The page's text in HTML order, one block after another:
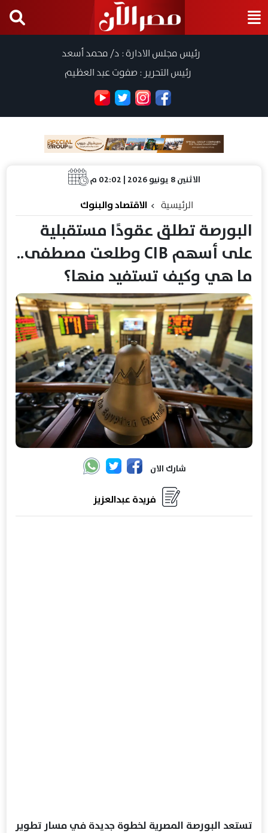
رئيس مجلس الادارة : د/ محمد أسعد
رئيس التحرير : صفوت عبد العظيم
الاثنين 8 يونيو 2026 | 02:02 م
الرئيسية الاقتصاد والبنوك
البورصة تطلق عقودًا مستقبلية
على أسهم CIB وطلعت مصطفى..
ما هي وكيف تستفيد منها؟
شارك الان
فريدة عبدالعزيز
تستعد البورصة المصرية لخطوة جديدة في مسار تطوير